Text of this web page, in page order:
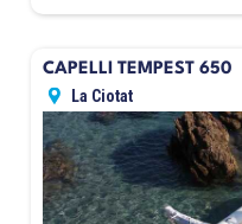
CAPELLI TEMPEST 650
La Ciotat